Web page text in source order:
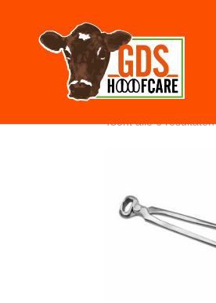
Home /Webshop
Tangen
Toont alle 6 resultaten